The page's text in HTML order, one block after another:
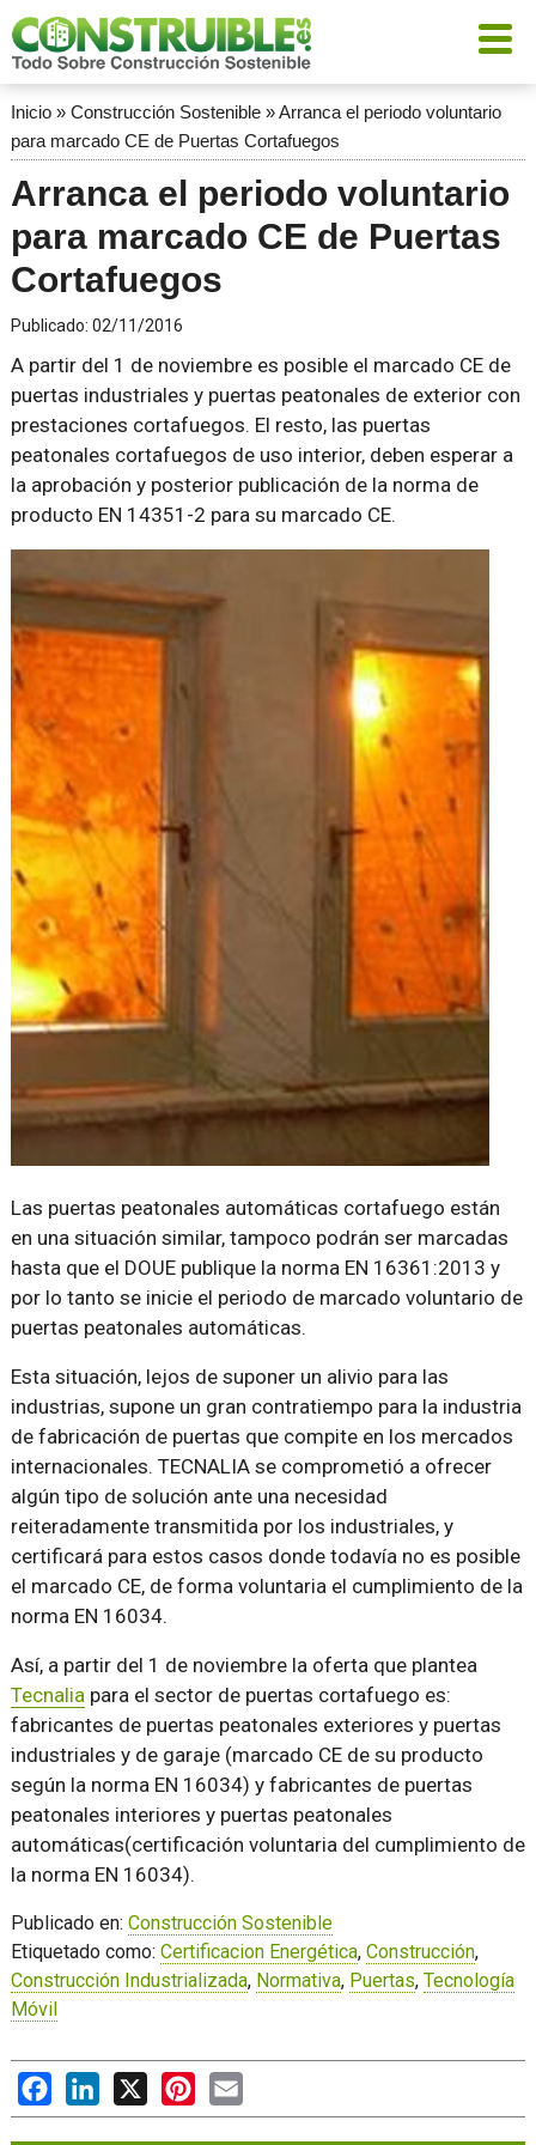
Inicio» Construcción Sostenible»Arranca el periodo voluntario
para marcado CE de Puertas Cortafuegos
Arranca el periodo voluntario
para marcado CE de Puertas
Cortafuegos
Publicado: 02/11/2016
A partir del 1 de noviembre es posible el marcado CE de
puertas industriales y puertas peatonales de exterior con
prestaciones cortafuegos. El resto, las puertas
peatonales cortafuegos de uso interior, deben esperar a
la aprobación y posterior publicación de la norma de
producto EN 14351-2 para su marcado CE.
Las puertas peatonales automáticas cortafuego están
en una situación similar, tampoco podrán ser marcadas
hasta que el DOUE publique la norma EN 16361:2013 y
por lo tanto se inicie el periodo de marcado voluntario de
puertas peatonales automáticas.
Esta situación, lejos de suponer un alivio para las
industrias, supone un gran contratiempo para la industria
de fabricación de puertas que compite en los mercados
internacionales. TECNALIA se comprometió a ofrecer
algún tipo de solución ante una necesidad
reiteradamente transmitida por los industriales, y
certificará para estos casos donde todavía no es posible
el marcado CE, de forma voluntaria el cumplimiento de la
norma EN 16034.
Así, a partir del 1 de noviembre la oferta que plantea
Tecnaliapara el sector de puertas cortafuego es:
fabricantes de puertas peatonales exteriores y puertas
industriales y de garaje (marcado CE de su producto
según la norma EN 16034) y fabricantes de puertas
peatonales interiores y puertas peatonales
automáticas(certificación voluntaria del cumplimiento de
la norma EN 16034).
Publicado en: Construcción Sostenible
Etiquetado como: Certificacion Energética, Construcción,
Construcción Industrializada, Normativa, Puertas, Tecnología
Móvil
FacebookLinkedIn
X PinterestEmail